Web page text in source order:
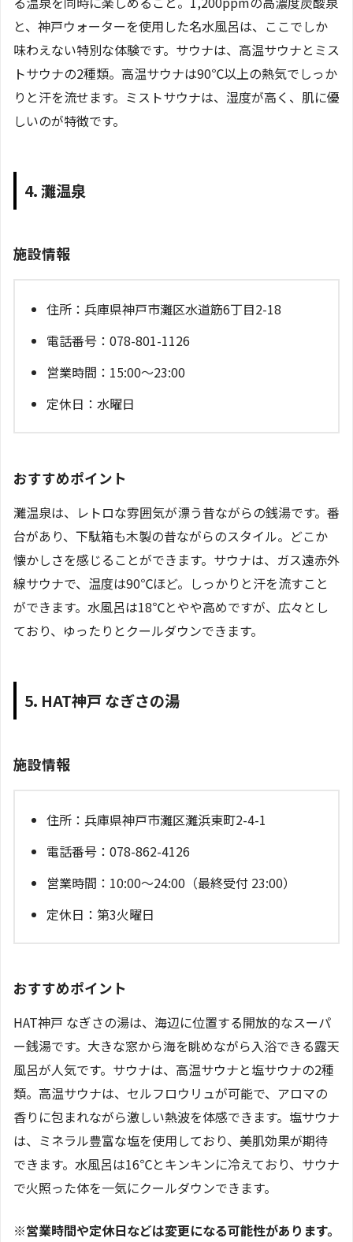
と、神戸ウォーターを使用した名水風呂は、ここでしか
味わえない特別な体験です。サウナは、高温サウナとミス
トサウナの2種類。高温サウナは90℃以上の熱気でしっか
りと汗を流せます。ミストサウナは、湿度が高く、肌に優
しいのが特徴です。
4. 灘温泉
施設情報
住所：兵庫県神戸市灘区水道筋6丁目2-18
電話番号：078-801-1126
営業時間：15:00～23:00
定休日：水曜日
おすすめポイント
灘温泉は、レトロな雰囲気が漂う昔ながらの銭湯です。番
台があり、下駄箱も木製の昔ながらのスタイル。どこか
懐かしさを感じることができます。サウナは、ガス遠赤外
線サウナで、温度は90℃ほど。しっかりと汗を流すこと
ができます。水風呂は18℃とやや高めですが、広々とし
ており、ゆったりとクールダウンできます。
5. HAT神戸 なぎさの湯
施設情報
住所：兵庫県神戸市灘区灘浜東町2-4-1
電話番号：078-862-4126
営業時間：10:00～24:00（最終受付 23:00）
定休日：第3火曜日
おすすめポイント
HAT神戸 なぎさの湯は、海辺に位置する開放的なスーパ
ー銭湯です。大きな窓から海を眺めながら入浴できる露天
風呂が人気です。サウナは、高温サウナと塩サウナの2種
類。高温サウナは、セルフロウリュが可能で、アロマの
香りに包まれながら激しい熱波を体感できます。塩サウナ
は、ミネラル豊富な塩を使用しており、美肌効果が期待
できます。水風呂は16℃とキンキンに冷えており、サウナ
で火照った体を一気にクールダウンできます。
※営業時間や定休日などは変更になる可能性があります。